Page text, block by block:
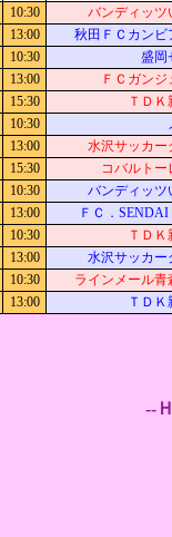
10:30
バンディッツ
13:00
秋田ＦＣカンビ
10:30
盛岡
13:00
ＦＣガンジ
15:30
ＴＤ
10:30
13:00
水沢サッカー
15:30 コバルトー
10:30
バンディッツ
13:00
ＦＣ．
10:30
ＴＤ
13:00 水沢サッカー
10:30
ラインメール青
13:00 ＴＤ
--